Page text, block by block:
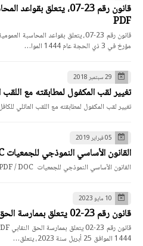
قانون رقم 23-07، يتعلق
PDF
مؤرخ في 3 ذي الحجة عام 1444 الموا…
29 سبتمبر 2018
تغيير لقب المكفول لمطابقته مع اللقب
تغيير لقب المكفول لمطابقته مع اللقب العائلي
05 فبراير 2019
القانون الأساسي النموذجي للجمعيات PDF / DOC
القانون الأساسي النموذجي للجمعيات PDF / DOC
10 مايو 2023
قانون رقم 23-02 يتعلق بممارسة الحق النقابي PDF
1444 الموافق 25 أبريل سنة 2023، يتعلق…